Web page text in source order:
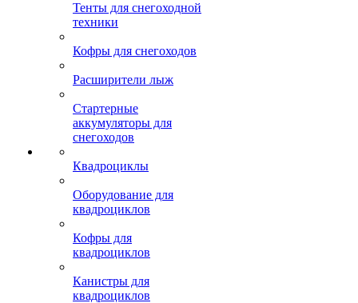
Тенты для снегоходной
техники
Кофры для снегоходов
Расширители лыж
Стартерные
аккумуляторы для
снегоходов
Квадроциклы
Оборудование для
квадроциклов
Кофры для
квадроциклов
Канистры для
квадроциклов